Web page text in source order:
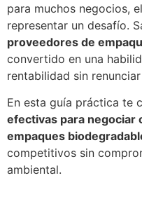
para muchos negocios,
representar un desafío.
proveedores de
convertido en una
rentabilidad sin
En esta guía práctica te
efectivas para negociar
empaques
competitivos sin
ambiental.